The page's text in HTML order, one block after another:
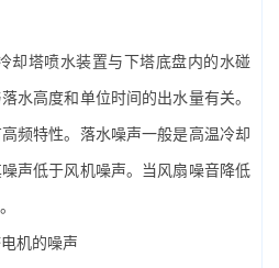
却塔喷水装置与下塔底盘内的水碰
水高度和单位时间的出水量有关。
频特性。落水噪声一般是高温冷却
声低于风机噪声。当风扇噪音降低
机的噪声